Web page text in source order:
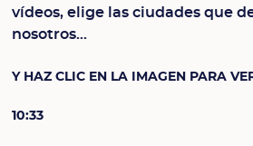
vídeos, elige las ciudades que
nosotros…
Y HAZ CLIC EN LA IMAGEN PARA
10:33